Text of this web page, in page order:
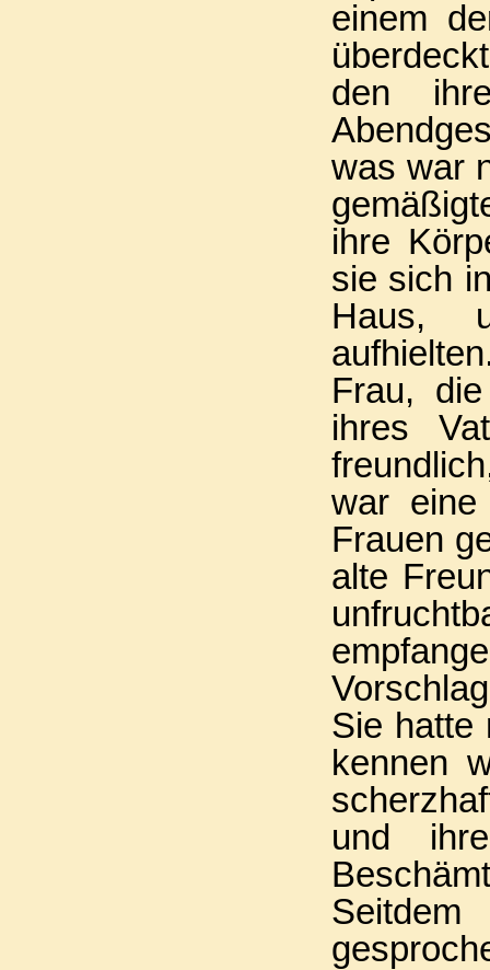
einem
den
was war
ihre
sie sich
Haus,
Frau,
ihres
war
Frauen
alte
Sie hatte
kennen
und